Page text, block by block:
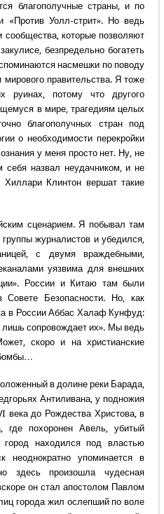
благополучные страны, и по
«Против Уолл-стрит». Но ведь
сообщества, которые позволяют
безпредельно богатеть
насмешки по поводу
правительства. Я тоже
руинах, потому что другого
в мире, трагедиям целых
благополучных стран под
о необходимости перекройки
у меня просто нет. Ну, не
назвал неудачником, и не
Хиллари Клинтон вершат такие
сценарием. Я побывал там
журналистов и убедился,
с двумя враждебными,
уязвима для внешних
России и Китаю там были
Безопасности. Но, как
в России Аббас Халаф Кунфуд:
лишь сопровождает их». Мы ведь
скоро и на христианские
в долине реки Барада,
Антиливана, у подножия
века до Рождества Христова, в
где похоронен Авель, убитый
находился под властью
неоднократно упоминается в
здесь произошла чудесная
он стал апостолом Павлом
города жил ослепший по воле